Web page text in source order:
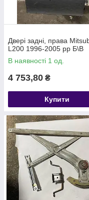
Двері задні, права
L200 1996-2005 рр Б\В
В наявності 1 од.
4 753,80 ₴
Купити